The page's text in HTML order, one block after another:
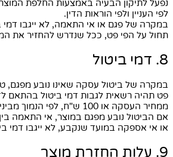
נפעל לתיקון הבעיה באמצעות החלפת
לפי העניין ולפי הוראות הדין.
במקרה של פגם או אי התאמה, לא ייגבו דמי
תחול על הפי פט, ככל שנדרש להחזיר את
8. דמי ביטול
במקרה של ביטול עסקה שאינו נובע מפגם,
ממחיר העסקה או 100 ש"ח, לפי הנמוך מביניהם.
אם הביטול נובע מפגם במוצר, אי התאמה
או אי אספקה במועד שנקבע, לא ייגבו דמי
9. עלות החזרת מוצר